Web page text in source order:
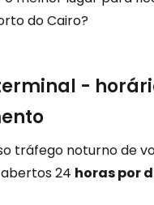
do Cairo?
-
tráfego noturno de
24 horas por